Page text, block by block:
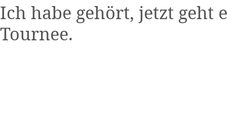
Ich habe gehört, jetzt geht
Tournee.